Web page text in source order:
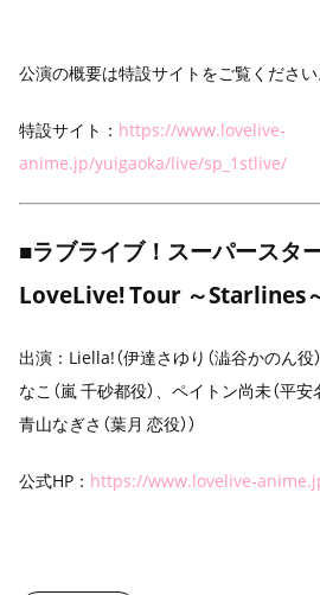
公演の概要は特設サイトをご覧ください
特設サイト： https://www.lovelive-
anime.jp/yuigaoka/live/sp_1stlive/
■ラブライブ！スーパースタ
LoveLive! Tour ～Starlines
出演： Liella!（伊達さゆり （澁谷かのん役）
なこ（嵐 千砂都役）、 ペイトン尚未（平安
青山なぎさ （葉月 恋役））
公式HP： https://www.lovelive-